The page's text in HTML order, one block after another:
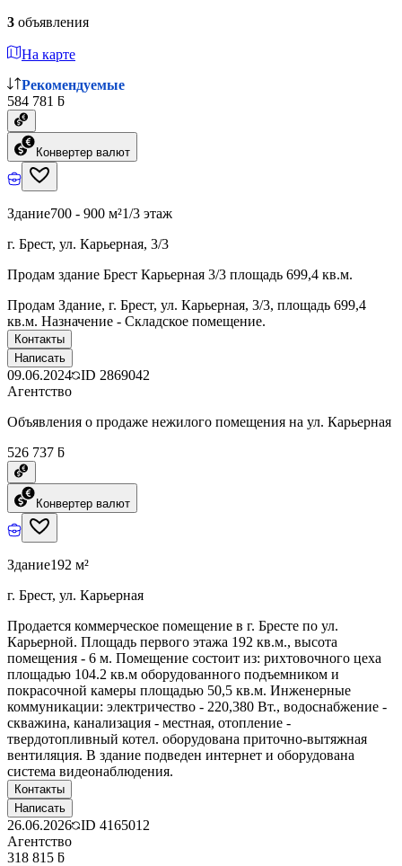
3 объявления
На карте
Рекомендуемые
584 781 ƃ
Конвертер валют
Здание700 - 900 м²1/3 этаж
г. Брест, ул. Карьерная, 3/3
Продам здание Брест Карьерная 3/3 площадь 699,4 кв.м.
Продам Здание, г. Брест, ул. Карьерная, 3/3, площадь 699,4
кв.м. Назначение - Складское помещение.
Контакты
Написать
09.06.2024 ID 2869042
Агентство
Объявления о продаже нежилого помещения на ул. Карьерная
526 737 ƃ
Конвертер валют
Здание192 м²
г. Брест, ул. Карьерная
Продается коммерческое помещение в г. Бресте по ул.
Карьерной. Площадь первого этажа 192 кв.м., высота
помещения - 6 м. Помещение состоит из: рихтовочного цеха
площадью 104.2 кв.м оборудованного подъемником и
покрасочной камеры площадью 50,5 кв.м. Инженерные
коммуникации: электричество - 220,380 Вт., водоснабжение -
скважина, канализация - местная, отопление -
твердотопливный котел. оборудована приточно-вытяжная
вентиляция. В здание подведен интернет и оборудована
система видеонаблюдения.
Контакты
Написать
26.06.2026 ID 4165012
Агентство
318 815 ƃ